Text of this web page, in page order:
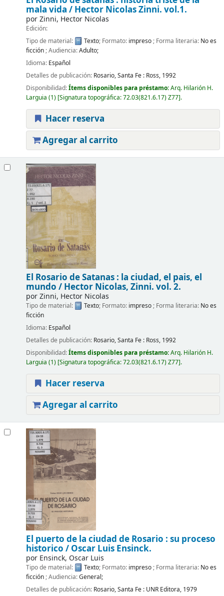
mala vida / Hector Nicolas Zinni. vol.1.
porZinni, Hector Nicolas
Edición:
Tipo de material:
Texto; Formato: impreso; Forma literaria: No es
ficción; Audiencia:Adulto;
Idioma: Español
Detalles de publicación: Rosario, Santa Fe : Ross, 1992
Disponibilidad:Ítems disponibles para préstamo:Arq. Hilarión H.
Larguia (1) Signatura topográfica:72.03(821.6.17) Z77 .
Hacer reserva
Agregar al carrito
El Rosario de Satanas : la ciudad, el pais, el
mundo / Hector Nicolas, Zinni. vol. 2.
porZinni, Hector Nicolas
Tipo de material: Texto; Formato: impreso ; Forma literaria: No es
ficción
Idioma: Español
Detalles de publicación: Rosario, Santa Fe : Ross, 1992
Disponibilidad:Ítems disponibles para préstamo:Arq. Hilarión H.
Larguia (1) Signatura topográfica:72.03(821.6.17) Z77 .
Hacer reserva
Agregar al carrito
El puerto de la ciudad de Rosario : su proceso
historico / Oscar Luis Ensinck.
por Ensinck, Oscar Luis
Tipo de material: Texto; Formato: impreso ; Forma literaria: No es
ficción ; Audiencia:General;
Detalles de publicación: Rosario, Santa Fe : UNR Editora, 1979